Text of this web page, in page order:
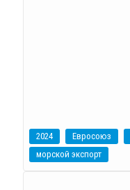
2024 Евросоюз
морской экспорт